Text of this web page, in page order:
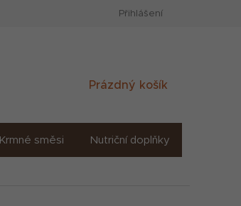
Přihlášení
Nákupní
Prázdný košík
Krmné směsi Nutriční doplňky